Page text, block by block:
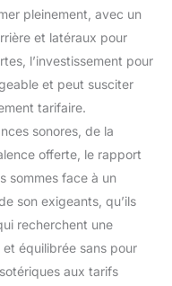
pleinement, avec un
et latéraux pour
l’investissement pour
et peut susciter
tarifaire.
sonores, de la
offerte, le rapport
sommes face à un
son exigeants, qu’ils
recherchent une
équilibrée sans pour
aux tarifs